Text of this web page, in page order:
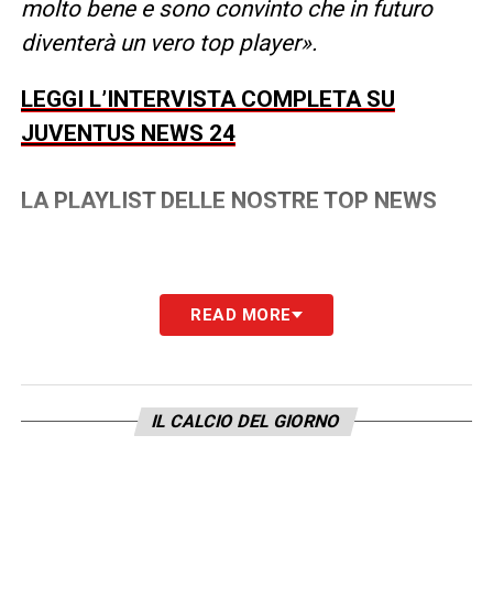
molto bene e sono convinto che in futuro
diventerà un vero top player».
LEGGI L’INTERVISTA COMPLETA SU
JUVENTUS NEWS 24
LA PLAYLIST DELLE NOSTRE TOP NEWS
READ MORE
IL CALCIO DEL GIORNO